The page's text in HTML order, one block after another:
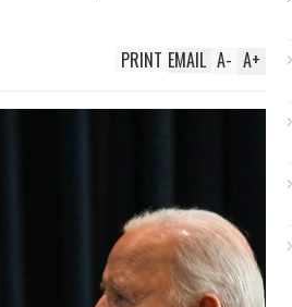
A+
A-
EMAIL
PRINT